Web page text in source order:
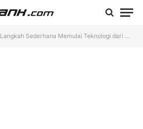
Langkah Sederhana Memulai Teknologi dari Nol